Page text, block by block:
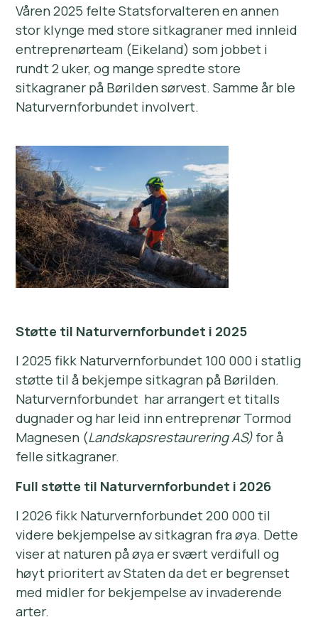
Våren 2025 felte Statsforvalteren en annen
stor klynge med store sitkagraner med innleid
entreprenørteam (Eikeland) som jobbet i
rundt 2 uker, og mange spredte store
sitkagraner på Børilden sørvest. Samme år ble
Naturvernforbundet involvert.
Støtte til Naturvernforbundet i 2025
I 2025 fikk Naturvernforbundet 100 000 i statlig
støtte til å bekjempe sitkagran på Børilden.
Naturvernforbundet har arrangert et titalls
dugnader og har leid inn entreprenør Tormod
Magnesen (Landskapsrestaurering AS)for å
felle sitkagraner.
Full støtte til Naturvernforbundet i 2026
I 2026 fikk Naturvernforbundet 200 000 til
videre bekjempelse av sitkagran fra øya. Dette
viser at naturen på øya er svært verdifull og
høyt prioritert av Staten da det er begrenset
med midler for bekjempelse av invaderende
arter.